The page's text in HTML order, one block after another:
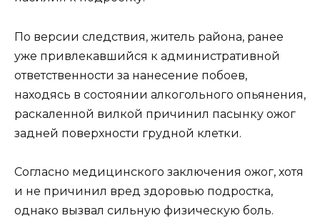
По версии следствия, житель района, ранее
уже привлекавшийся к административной
ответственности за нанесение побоев,
находясь в состоянии алкогольного опьянения,
раскаленной вилкой причинил пасынку ожог
задней поверхности грудной клетки.
Согласно медицинского заключения ожог, хотя
и не причинил вред здоровью подростка,
однако вызвал сильную физическую боль.